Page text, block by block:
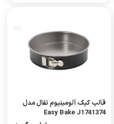
قالب کیک آلومینیوم تفال مدل
Easy Bake J1741374